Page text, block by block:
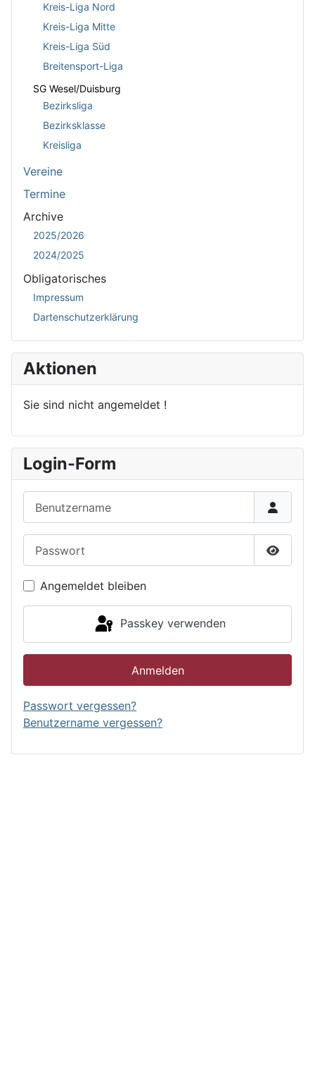
Kreis-Liga Nord
Kreis-Liga Mitte
Kreis-Liga Süd
Breitensport-Liga
SG Wesel/Duisburg
Bezirksliga
Bezirksklasse
Kreisliga
Vereine
Termine
Archive
2025/2026
2024/2025
Obligatorisches
Impressum
Dartenschutzerklärung
Aktionen
Sie sind nicht angemeldet !
Login-Form
Angemeldet bleiben
Passkey verwenden
Anmelden
Passwort vergessen?
Benutzername vergessen?